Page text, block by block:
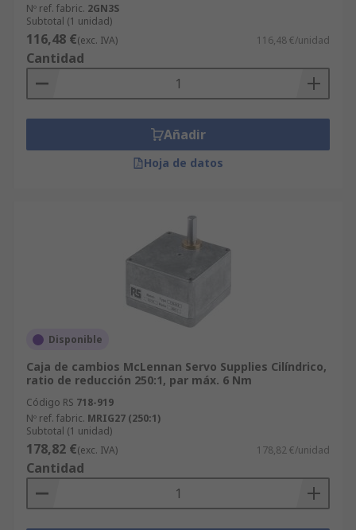
Nº ref. fabric. 2GN3S
Subtotal (1 unidad)
116,48 €(exc. IVA) 116,48 €/unidad
Cantidad
Añadir
Hoja de datos
Disponible
Caja de cambios McLennan Servo Supplies Cilíndrico,
ratio de reducción 250:1, par máx. 6 Nm
Código RS 718-919
Nº ref. fabric. MRIG27 (250:1)
Subtotal (1 unidad)
178,82 €(exc. IVA) 178,82 €/unidad
Cantidad